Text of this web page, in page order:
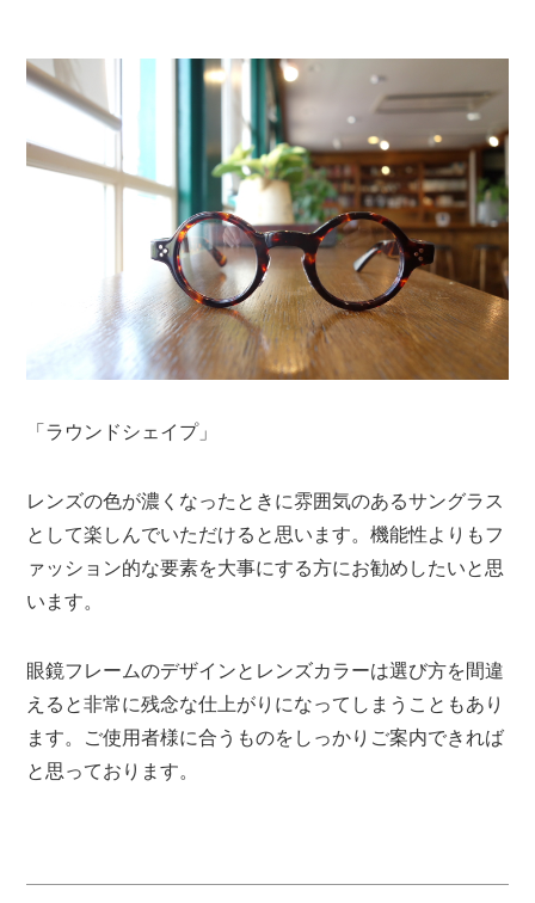
「ラウンドシェイプ」
レンズの色が濃くなったときに雰囲気のあるサングラス
として楽しんでいただけると思います。機能性よりもフ
ァッション的な要素を大事にする方にお勧めしたいと思
います。
眼鏡フレームのデザインとレンズカラーは選び方を間違
えると非常に残念な仕上がりになってしまうこともあり
ます。ご使用者様に合うものをしっかりご案内できれば
と思っております。